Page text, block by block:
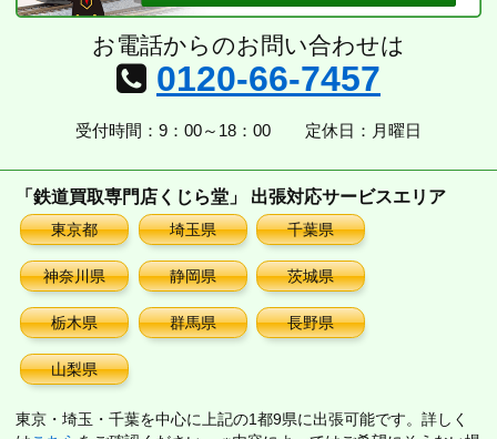
お電話からのお問い合わせは
0120-66-7457
受付時間：9：00～18：00 定休日：月曜日
「鉄道買取専門店くじら堂」 出張対応サービスエリア
東京都 埼玉県 千葉県
神奈川県 静岡県 茨城県
栃木県 群馬県 長野県
山梨県
東京・埼玉・千葉を中心に上記の1都9県に出張可能です。詳しく